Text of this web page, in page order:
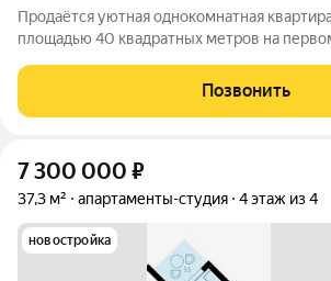
Продаётся уютная однокомнатная
площадью 40 квадратных метров на
Красноармейская улица, 20. Жилая площадь
квадратных метров, что позволяет
Позвонить
7 300 000 ₽
37,3 м² апартаменты-студия 4 этаж из 4
новостройка